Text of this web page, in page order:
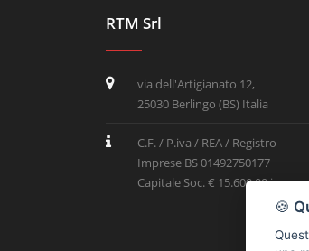
RTM Srl
via dell'Artigianato 12,
25030 Berlingo (BS) Italia
C.F. / P.iva / REA / Registro
Imprese BS 01492750177
Capitale Soc. € 15.600,00 i.v.
🍪